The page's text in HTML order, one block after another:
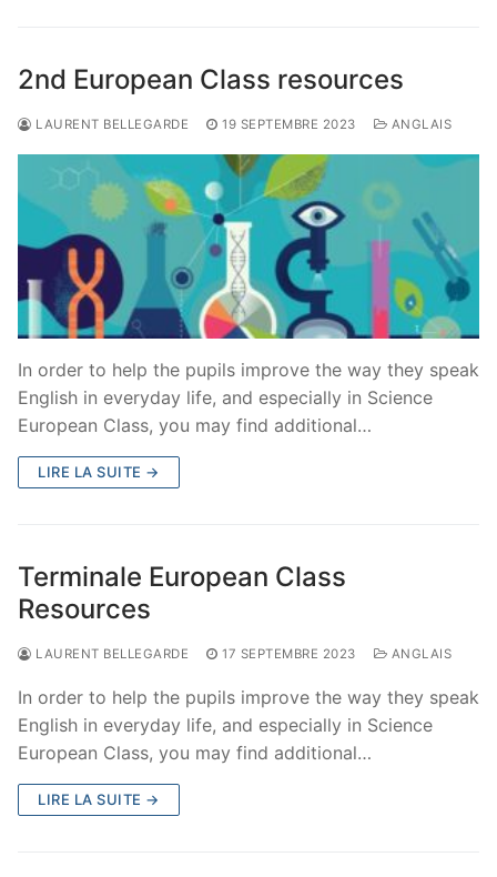
2nd European Class resources
LAURENT BELLEGARDE 19 SEPTEMBRE 2023 ANGLAIS
In order to help the pupils improve the way they speak
English in everyday life, and especially in Science
European Class, you may find additional…
LIRE LA SUITE →
Terminale European Class
Resources
LAURENT BELLEGARDE 17 SEPTEMBRE 2023 ANGLAIS
In order to help the pupils improve the way they speak
English in everyday life, and especially in Science
European Class, you may find additional…
LIRE LA SUITE →